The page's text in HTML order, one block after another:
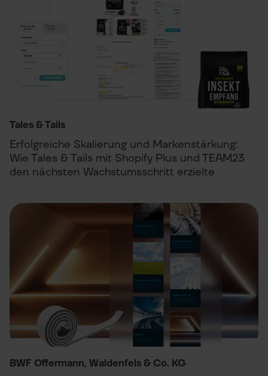
Tales & Tails
Erfolgreiche Skalierung und Markenstärkung:
Wie Tales & Tails mit Shopify Plus und TEAM23
den nächsten Wachstumsschritt erzielte
BWF Offermann, Waldenfels & Co. KG